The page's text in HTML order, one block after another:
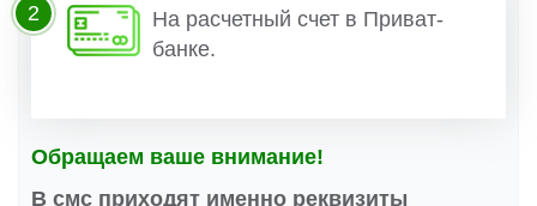
На расчетный счет в Приват-
банке.
2
Обращаем ваше внимание!
В смс приходят именно реквизиты